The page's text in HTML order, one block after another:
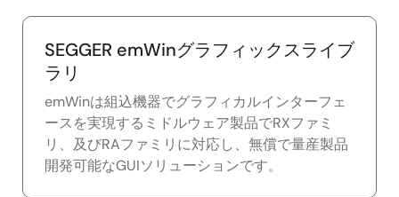
SEGGER emWinグラフィックスライブ
ラリ
emWinは組込機器でグラフィカルインターフェ
ースを実現するミドルウェア製品でRXファミ
リ、及びRAファミリに対応し、無償で量産製品
開発可能なGUIソリューションです。